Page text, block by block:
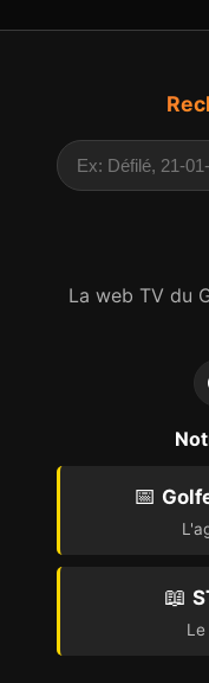
La web TV du
📅
📖